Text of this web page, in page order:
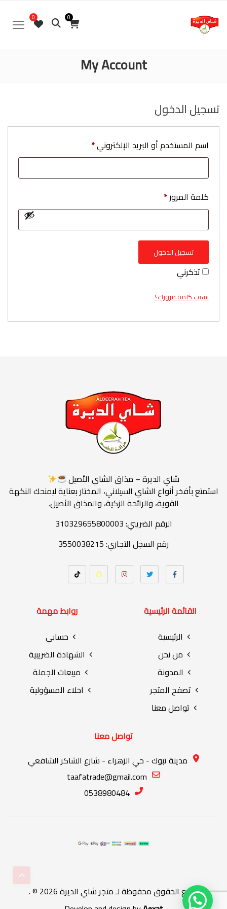
0
0
My Account
تسجيل الدخول
اسم المستخدم أو البريد الإلكتروني*
كلمة المرور*
تذكرني
تسجيل الدخول
نسيت كلمة مرورك؟
شاي الديرة – مذاق الشاي الأصيل
استمتع بأفخر أنواع الشاي السيلاني، المختار بعناية ليمنحك النكهة
القوية، والرائحة الزكية، والمذاق الأصيل.
الرقم الضريبي: 310329655800003
رقم السجل التجاري: 3550038215
القائمة الرئيسية
الرئيسية
من نحن
المدونة
تصفح المتجر
تواصل معنا
روابط مهمة
حسابي
الشهادة الضريبية
مبيعات الجملة
اخلاء المسؤولية
تواصل معنا
مدينة تبوك - حي الزهراء - شارع الشاكر الشافعي
taafatrade@gmail.com
0538980484
جميع الحقوق محفوظة لـمتجر شاي الديرة